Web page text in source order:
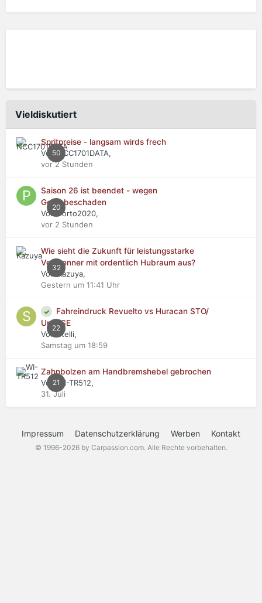
Vieldiskutiert
50
Spritpreise - langsam wirds frech
Von NCC1701DATA,
vor 2 Stunden
20
Saison 26 ist beendet - wegen
Getriebeschaden
Von Porto2020,
vor 2 Stunden
32
Wie sieht die Zukunft für leistungsstarke
Verbrenner mit ordentlich Hubraum aus?
Von Kazuya,
Gestern um 11:41 Uhr
22
Fahreindruck Revuelto vs Huracan STO/
Urus SE
Von stelli,
Samstag um 18:59
21
Zahnbolzen am Handbremshebel gebrochen
Von WI-TR512,
31. Juli
Impressum Datenschutzerklärung Werben Kontakt
© 1996-2026 by Carpassion.com. Alle Rechte vorbehalten.